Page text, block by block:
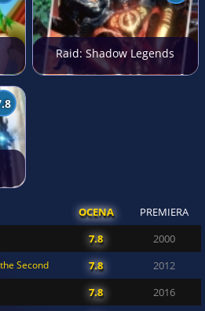
Raid: Shadow Legends
OCENA PREMIERA
7.8 2000
Second 7.8 2012
7.8 2016